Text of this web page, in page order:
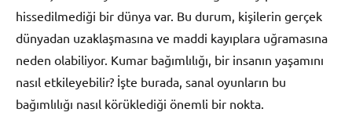
hissedilmediği bir dünya var. Bu durum, kişilerin gerçek
dünyadan uzaklaşmasına ve maddi kayıplara uğramasına
neden olabiliyor. Kumar bağımlılığı, bir insanın yaşamını
nasıl etkileyebilir? İşte burada, sanal oyunların bu
bağımlılığı nasıl körüklediği önemli bir nokta.